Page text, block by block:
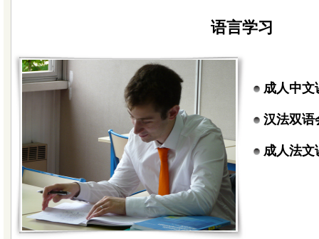
语言学习
成人中文
汉法双语
成人法文